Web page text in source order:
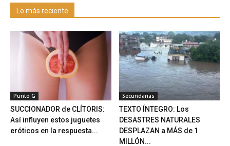
Lo más reciente
Punto G
SUCCIONADOR de CLÍTORIS:
Así influyen estos juguetes
eróticos en la respuesta...
Secundarias
TEXTO ÍNTEGRO: Los
DESASTRES NATURALES
DESPLAZAN a MÁS de 1
MILLÓN...